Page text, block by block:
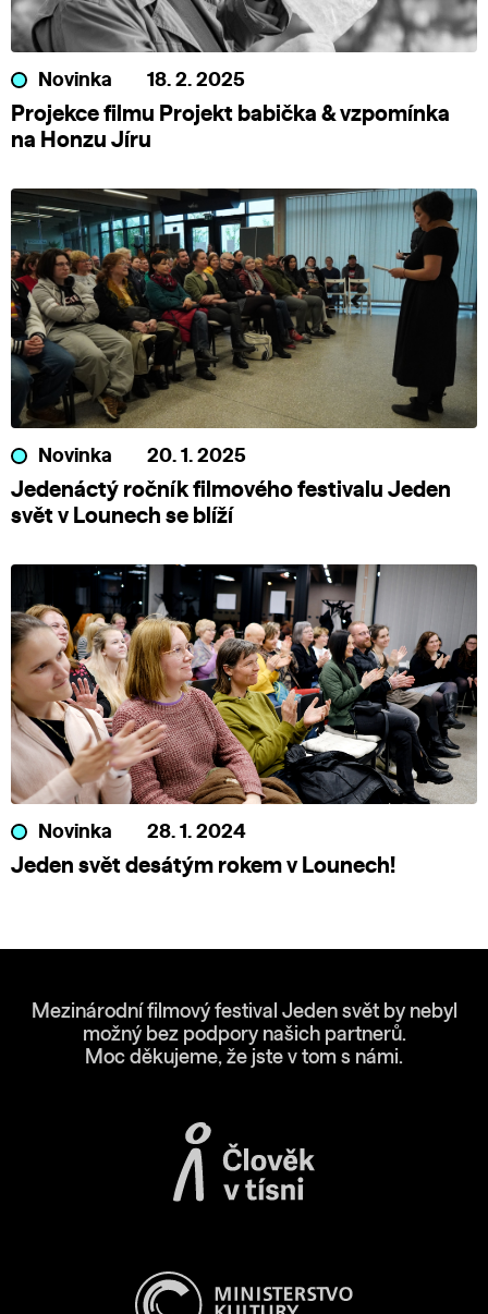
Novinka 18. 2. 2025
Projekce filmu Projekt babička & vzpomínka
na Honzu Jíru
Novinka 20. 1. 2025
Jedenáctý ročník filmového festivalu Jeden
svět v Lounech se blíží
Novinka 28. 1. 2024
Jeden svět desátým rokem v Lounech!
Mezinárodní filmový festival Jeden svět by nebyl
možný bez podpory našich partnerů.
Moc děkujeme, že jste v tom s námi.